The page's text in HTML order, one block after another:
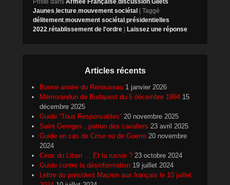
Posté dans Armée Française,discussion,Gilets
Jaunes, lecture,mouvement sociétal
Taggé
délitement,mouvement sociétal ,présidentielles
2022,rétablissement de l'ordre Laissez une réponse
Articles récents
Bonne année du Renouveau 1 janvier 2026
Mémorandun de Budapest du 5 décembre 1994 15
décembre 2025
Guide “Tous Responsables” 20 novembre 2025
Saint Georges , patron des cavaliers 23 avril 2025
Guide en cas de Crise ou de Guerre 20 novembre
2024
Ceux du Liban … Et la russie ? 23 octobre 2024
Guide contre la désinformation 19 juillet 2024
Lettre du président Macron aux français le 10 juillet